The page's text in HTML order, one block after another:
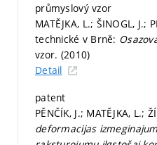
průmyslový vzor
MATĚJKA, L.; ŠINOGL, J.;
technické v Brně:
vzor. (2010)
Detail
patent
PĚNČÍK, J.; MATĚJKA, L.;
deformacijas